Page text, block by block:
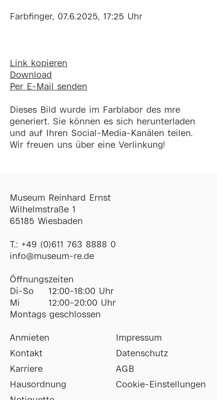
Farbfinger, 07.6.2025, 17:25 Uhr
Link kopieren
Download
Per E-Mail senden
Dieses Bild wurde im Farblabor des mre
generiert. Sie können es sich herunterladen
und auf Ihren Social-Media-Kanälen teilen.
Wir freuen uns über eine Verlinkung!
Museum Reinhard Ernst
Wilhelmstraße 1
65185 Wiesbaden
T.: +49 (0)611 763 8888 0
ofni@museum-re de
Öffnungszeiten
Di-So
12:00-18:00 Uhr
Mi
12:00-20:00 Uhr
Montags geschlossen
Anmieten
Kontakt
Karriere
Hausordnung
Impressum
Datenschutz
AGB
Cookie-Einstellungen